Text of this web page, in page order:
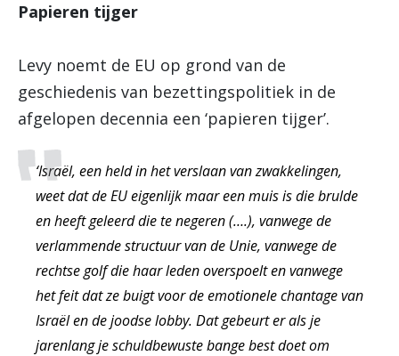
Papieren tijger
Levy noemt de EU op grond van de
geschiedenis van bezettingspolitiek in de
afgelopen decennia een ‘papieren tijger’.
‘Israël, een held in het verslaan van zwakkelingen,
weet dat de EU eigenlijk maar een muis is die brulde
en heeft geleerd die te negeren (….), vanwege de
verlammende structuur van de Unie, vanwege de
rechtse golf die haar leden overspoelt en vanwege
het feit dat ze buigt voor de emotionele chantage van
Israël en de joodse lobby. Dat gebeurt er als je
jarenlang je schuldbewuste bange best doet om